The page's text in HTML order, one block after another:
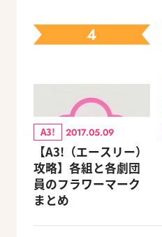
4
A3! 2017.05.09
【A3!（エースリー）
攻略】各組と各劇団
員のフラワーマーク
まとめ